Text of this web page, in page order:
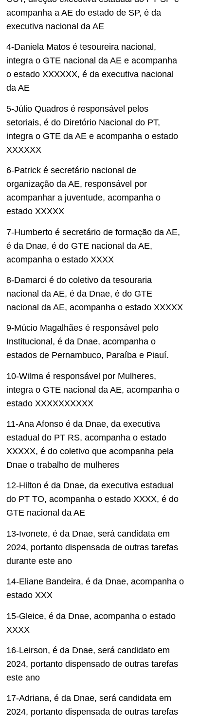
acompanha a AE do estado de SP, é da
executiva nacional da AE
4-Daniela Matos é tesoureira nacional,
integra o GTE nacional da AE e acompanha
o estado XXXXXX, é da executiva nacional
da AE
5-Júlio Quadros é responsável pelos
setoriais, é do Diretório Nacional do PT,
integra o GTE da AE e acompanha o estado
XXXXXX
6-Patrick é secretário nacional de
organização da AE, responsável por
acompanhar a juventude, acompanha o
estado XXXXX
7-Humberto é secretário de formação da AE,
é da Dnae, é do GTE nacional da AE,
acompanha o estado XXXX
8-Damarci é do coletivo da tesouraria
nacional da AE, é da Dnae, é do GTE
nacional da AE, acompanha o estado XXXXX
9-Múcio Magalhães é responsável pelo
Institucional, é da Dnae, acompanha o
estados de Pernambuco, Paraíba e Piauí.
10-Wilma é responsável por Mulheres,
integra o GTE nacional da AE, acompanha o
estado XXXXXXXXXX
11-Ana Afonso é da Dnae, da executiva
estadual do PT RS, acompanha o estado
XXXXX, é do coletivo que acompanha pela
Dnae o trabalho de mulheres
12-Hilton é da Dnae, da executiva estadual
do PT TO, acompanha o estado XXXX, é do
GTE nacional da AE
13-Ivonete, é da Dnae, será candidata em
2024, portanto dispensada de outras tarefas
durante este ano
14-Eliane Bandeira, é da Dnae, acompanha o
estado XXX
15-Gleice, é da Dnae, acompanha o estado
XXXX
16-Leirson, é da Dnae, será candidato em
2024, portanto dispensado de outras tarefas
este ano
17-Adriana, é da Dnae, será candidata em
2024, portanto dispensada de outras tarefas